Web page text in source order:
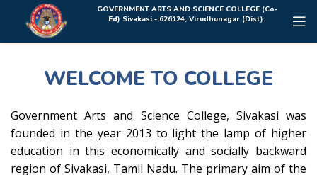
Rolex Replica Uhren DeutschlandGOVERNMENT ARTS AND SCIENCE COLLEGE (Co-
Ed) Sivakasi - 626124, Virudhunagar (Dist).
WELCOME TO COLLEGE
Government Arts and Science College, Sivakasi was
founded in the year 2013 to light the lamp of higher
education in this economically and socially backward
region of Sivakasi, Tamil Nadu. The primary aim of the